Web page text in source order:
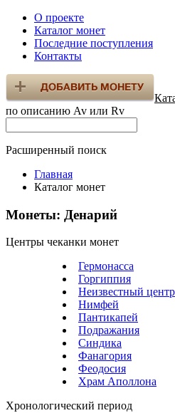
О проекте
Каталог монет
Последние поступления
Контакты
по описанию Av или Rv
Расширенный поиск
Главная
Каталог монет
Монеты: Денарий
Центры чеканки монет
Гермонасса
Горгиппия
Неизвестный центр
Нимфей
Пантикапей
Подражания
Синдика
Фанагория
Феодосия
Храм Аполлона
Хронологический период